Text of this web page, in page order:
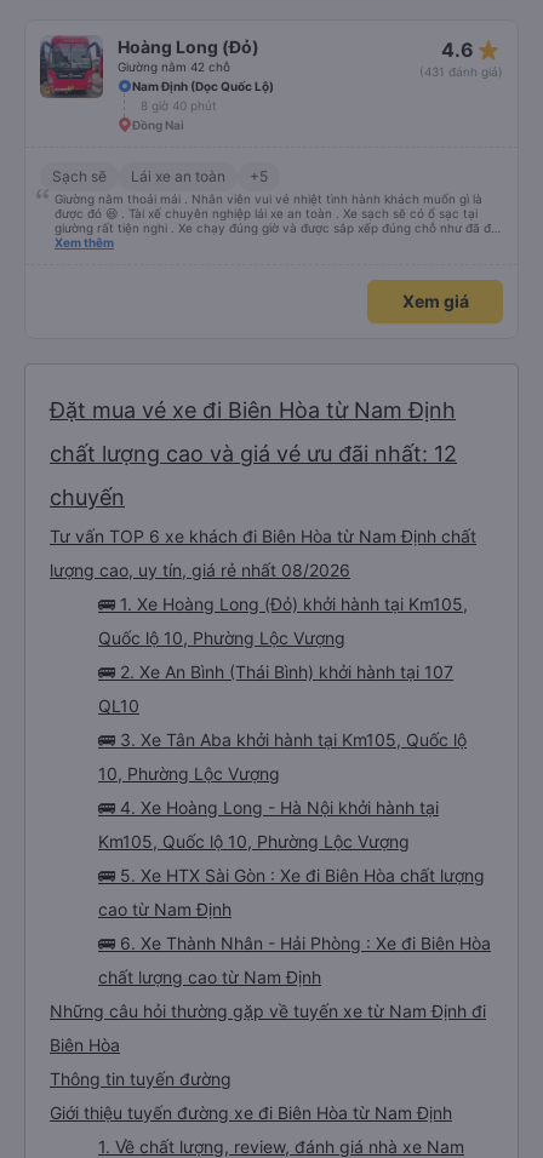
Hoàng Long (Đỏ)
Giường nằm 42 chỗ
4.6 star_rate
(431 đánh giá)
Nam Định (Dọc Quốc Lộ)
8 giờ 40 phút
Đồng Nai
Sạch sẽ Lái xe an toàn +5
Giường nằm thoải mái . Nhân viên vui vẻ nhiệt tình hành khách muốn gì là
được đó 😆 . Tài xế chuyên nghiệp lái xe an toàn . Xe sạch sẽ có ổ sạc tại
giường rất tiện nghi . Xe chạy đúng giờ và được sắp xếp đúng chỗ như đã đặt
. Điểm 10 cho hoàng long đỏ 👍
Xem thêm
Xem giá
Đặt mua vé xe đi Biên Hòa từ Nam Định
chất lượng cao và giá vé ưu đãi nhất: 12
chuyến
Tư vấn TOP 6 xe khách đi Biên Hòa từ Nam Định chất
lượng cao, uy tín, giá rẻ nhất 08/2026
🚌 1. Xe Hoàng Long (Đỏ) khởi hành tại Km105,
Quốc lộ 10, Phường Lộc Vượng
🚌 2. Xe An Bình (Thái Bình) khởi hành tại 107
QL10
🚌 3. Xe Tân Aba khởi hành tại Km105, Quốc lộ
10, Phường Lộc Vượng
🚌 4. Xe Hoàng Long - Hà Nội khởi hành tại
Km105, Quốc lộ 10, Phường Lộc Vượng
🚌 5. Xe HTX Sài Gòn : Xe đi Biên Hòa chất lượng
cao từ Nam Định
🚌 6. Xe Thành Nhân - Hải Phòng : Xe đi Biên Hòa
chất lượng cao từ Nam Định
Những câu hỏi thường gặp về tuyến xe từ Nam Định đi
Biên Hòa
Thông tin tuyến đường
Giới thiệu tuyến đường xe đi Biên Hòa từ Nam Định
1. Về chất lượng, review, đánh giá nhà xe Nam